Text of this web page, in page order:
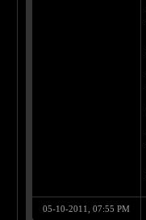
05-10-2011, 07:55 PM